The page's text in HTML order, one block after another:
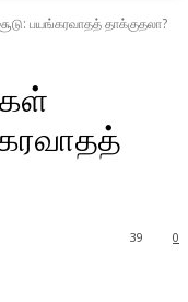
பயங்கரவாதத் தாக்குதலா?
0
39